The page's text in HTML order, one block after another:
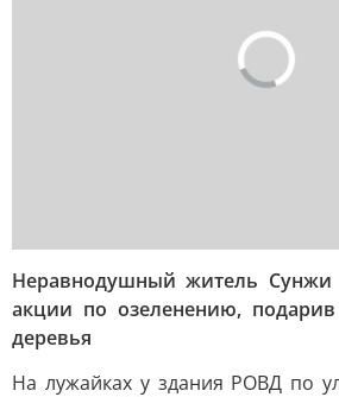
Неравнодушный житель Сунжи
акции по озеленению,
деревья
На лужайках у здания РОВД по